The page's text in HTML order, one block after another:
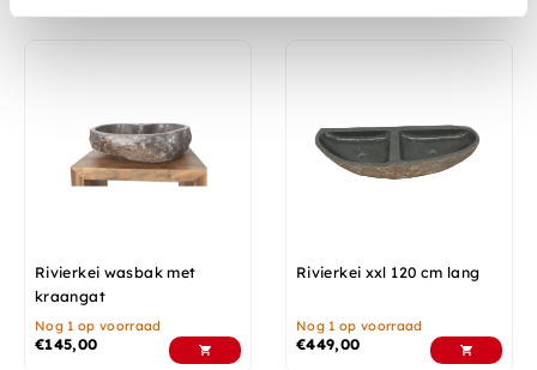
Rivierkei wasbak met
kraangat
Nog 1 op voorraad
€145,00
Rivierkei xxl 120 cm lang
Nog 1 op voorraad
€449,00